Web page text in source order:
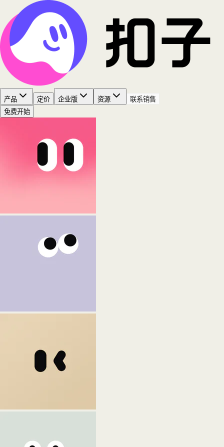
产品 定价 企业版 资源
联系销售
免费开始